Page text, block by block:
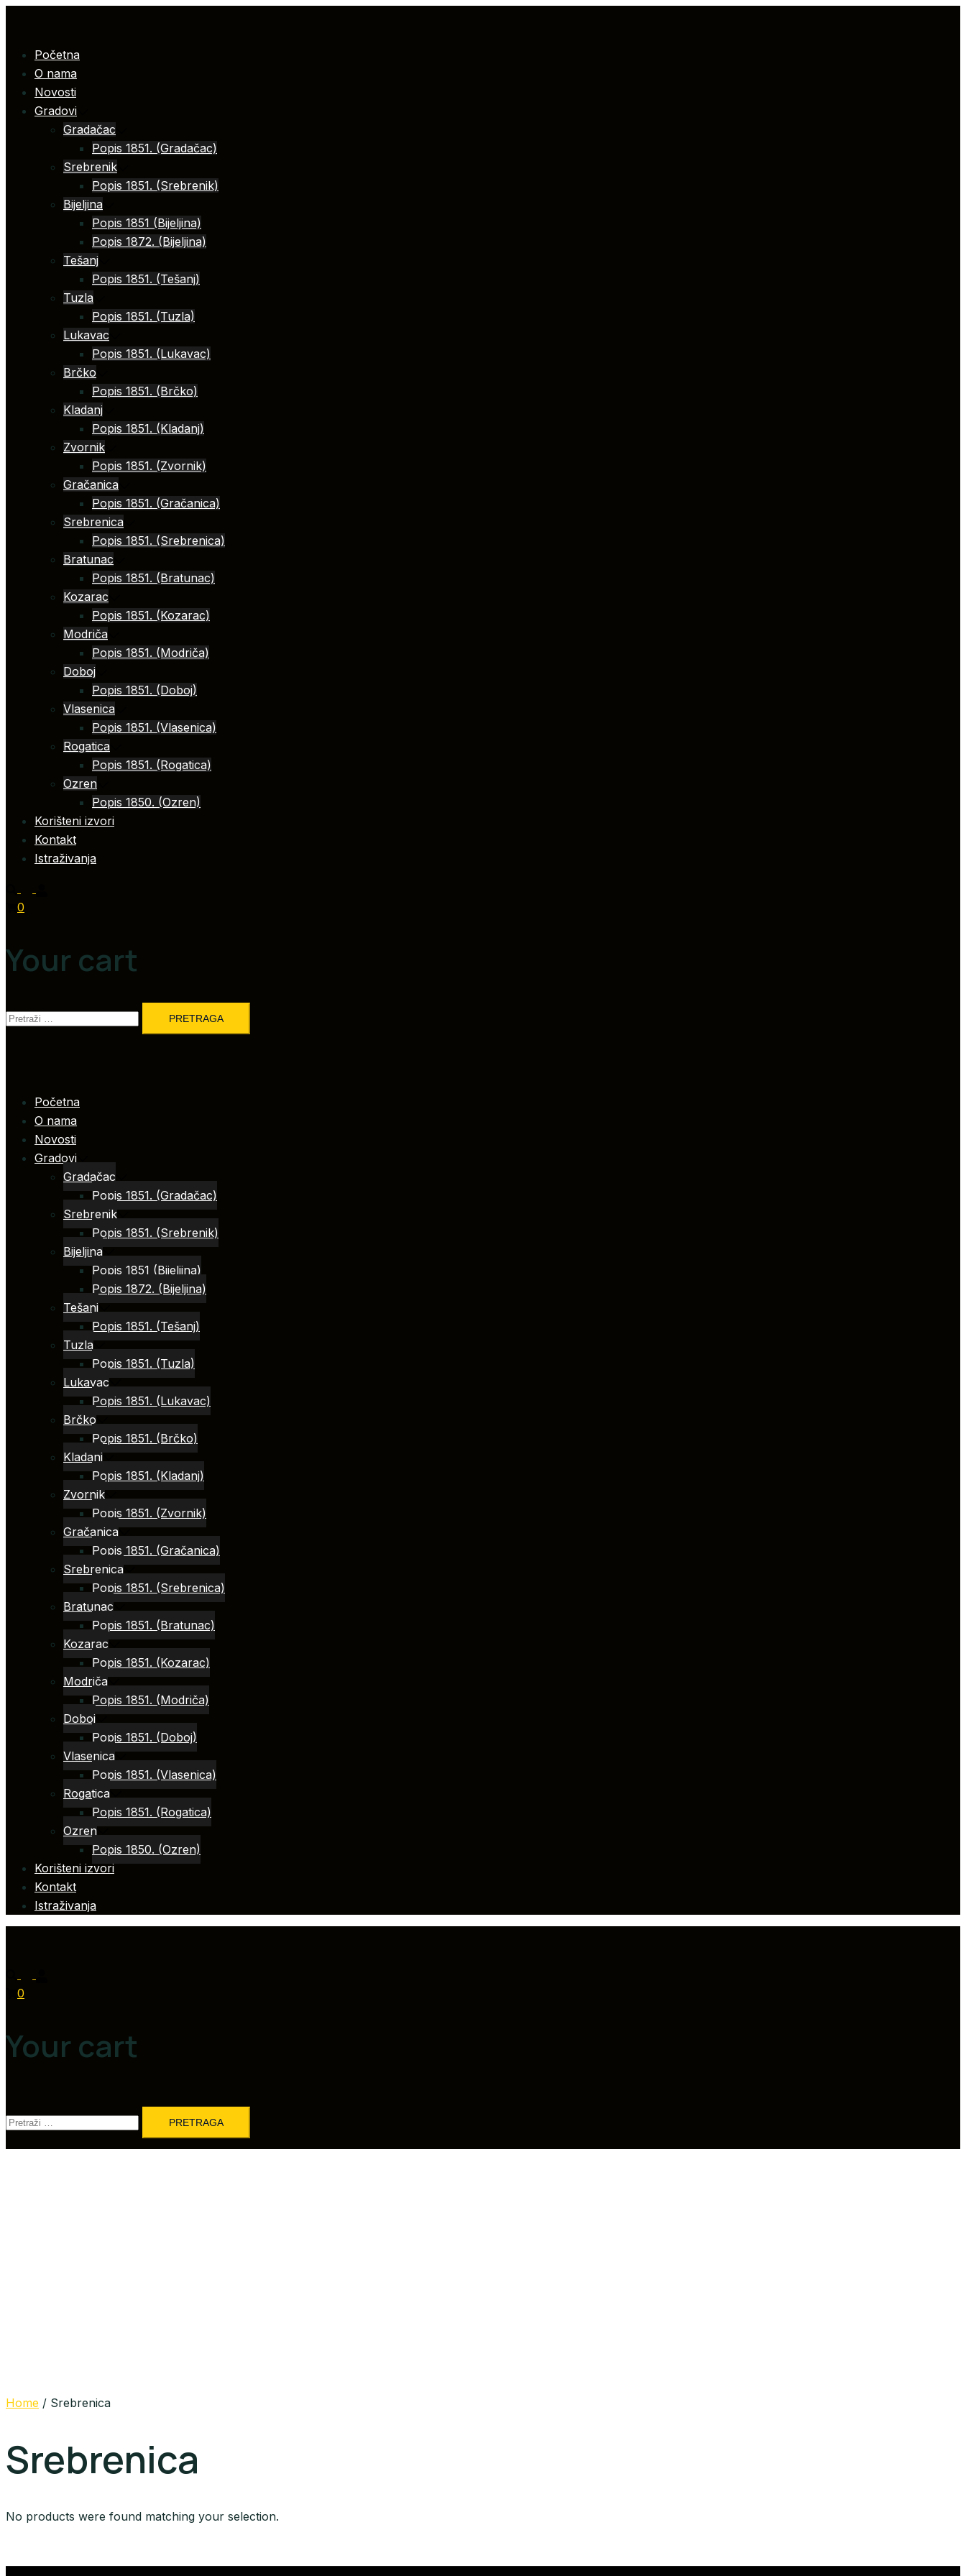
contentPočetna
O nama
Novosti
Gradovi
Gradačac
Popis 1851. (Gradačac)
Srebrenik
Popis 1851. (Srebrenik)
Bijeljina
Popis 1851 (Bijeljina)
Popis 1872. (Bijeljina)
Tešanj
Popis 1851. (Tešanj)
Tuzla
Popis 1851. (Tuzla)
Lukavac
Popis 1851. (Lukavac)
Brčko
Popis 1851. (Brčko)
Kladanj
Popis 1851. (Kladanj)
Zvornik
Popis 1851. (Zvornik)
Gračanica
Popis 1851. (Gračanica)
Srebrenica
Popis 1851. (Srebrenica)
Bratunac
Popis 1851. (Bratunac)
Kozarac
Popis 1851. (Kozarac)
Modriča
Popis 1851. (Modriča)
Doboj
Popis 1851. (Doboj)
Vlasenica
Popis 1851. (Vlasenica)
Rogatica
Popis 1851. (Rogatica)
Ozren
Popis 1850. (Ozren)
Korišteni izvori
Kontakt
Istraživanja
0
Your cart
Pretraga:
Početna
O nama
Novosti
Gradovi
Gradačac
Popis 1851. (Gradačac)
Srebrenik
Popis 1851. (Srebrenik)
Bijeljina
Popis 1851 (Bijeljina)
Popis 1872. (Bijeljina)
Tešanj
Popis 1851. (Tešanj)
Tuzla
Popis 1851. (Tuzla)
Lukavac
Popis 1851. (Lukavac)
Brčko
Popis 1851. (Brčko)
Kladanj
Popis 1851. (Kladanj)
Zvornik
Popis 1851. (Zvornik)
Gračanica
Popis 1851. (Gračanica)
Srebrenica
Popis 1851. (Srebrenica)
Bratunac
Popis 1851. (Bratunac)
Kozarac
Popis 1851. (Kozarac)
Modriča
Popis 1851. (Modriča)
Doboj
Popis 1851. (Doboj)
Vlasenica
Popis 1851. (Vlasenica)
Rogatica
Popis 1851. (Rogatica)
Ozren
Popis 1850. (Ozren)
Korišteni izvori
Kontakt
Istraživanja
0
Your cart
Pretraga:
Home / Srebrenica
Srebrenica
No products were found matching your selection.